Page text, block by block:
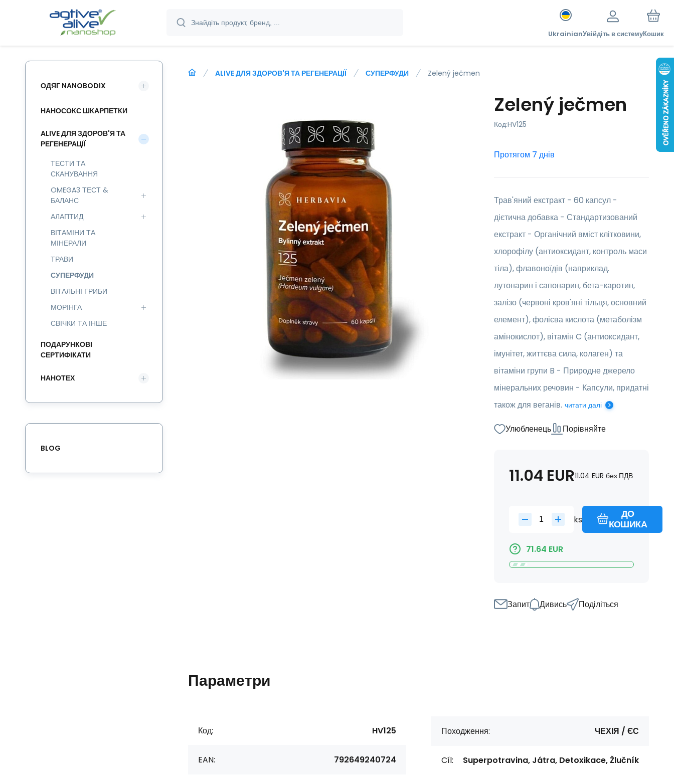
UkrainianУвійдіть в системуКошик
ALIVE ДЛЯ ЗДОРОВ'Я ТА РЕГЕНЕРАЦІЇ СУПЕРФУДИ Zelený ječmen
Zelený ječmen
Код:HV125
Протягом 7 днів
Трав'яний екстракт - 60 капсул -
дієтична добавка - Стандартизований
екстракт - Органічний вміст клітковини,
хлорофілу (антиоксидант, контроль маси
тіла), флавоноїдів (наприклад.
лутонарин і сапонарин, бета-каротин,
залізо (червоні кров'яні тільця, основний
елемент), фолієва кислота (метаболізм
амінокислот), вітамін C (антиоксидант,
імунітет, життєва сила, колаген) та
вітаміни групи B - Природне джерело
мінеральних речовин - Капсули, придатні
також для веганів. читати далі
Улюбленець Порівняйте
11.04 EUR11.04 EUR без ПДВ
ks
ДО
КОШИКА
71.64 EUR
Запит Дивись Поділіться
Параметри
Код: HV125
EAN: 792649240724
Походження: ЧЕХІЯ / ЄС
Cíl: Superpotravina, Játra, Detoxikace, Žlučník
ОДЯГ NANOBODIX
НАНОСОКС ШКАРПЕТКИ
ALIVE ДЛЯ ЗДОРОВ'Я ТА
РЕГЕНЕРАЦІЇ
ТЕСТИ ТА
СКАНУВАННЯ
OMEGA3 ТЕСТ &
БАЛАНС
АЛАПТИД
ВІТАМІНИ ТА
МІНЕРАЛИ
ТРАВИ
СУПЕРФУДИ
ВІТАЛЬНІ ГРИБИ
МОРІНГА
СВІЧКИ ТА ІНШЕ
ПОДАРУНКОВІ
СЕРТИФІКАТИ
НАНОТЕХ
BLOG